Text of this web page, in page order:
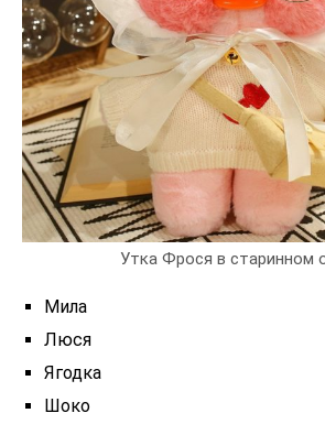
Утка Фрося в старинном
Мила
Люся
Ягодка
Шоко